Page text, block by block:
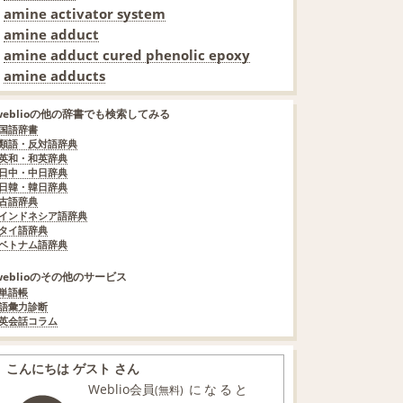
amine activator system
amine adduct
amine adduct cured phenolic epoxy
amine adducts
の他の辞書でも検索してみる
国語辞書
語・反対語辞典
和・和英辞典
日中・中日辞典
日韓・韓日辞典
語辞典
インドネシア語辞典
タイ語辞典
トナム語辞典
のその他のサービス
語帳
彙力診断
会話コラム
こんにちは ゲスト さん
Weblio会員(無料) になると